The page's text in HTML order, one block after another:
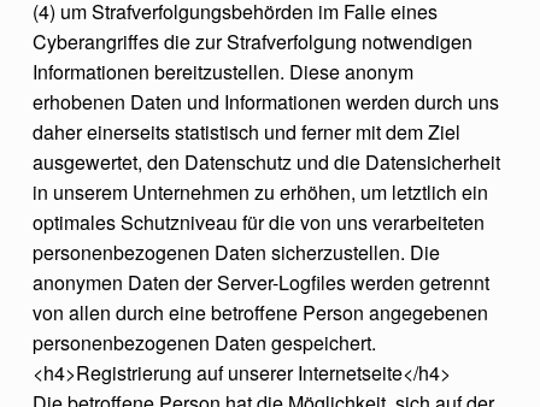
(4) um Strafverfolgungsbehörden im Falle eines
Cyberangriffes die zur Strafverfolgung notwendigen
Informationen bereitzustellen. Diese anonym
erhobenen Daten und Informationen werden durch uns
daher einerseits statistisch und ferner mit dem Ziel
ausgewertet, den Datenschutz und die Datensicherheit
in unserem Unternehmen zu erhöhen, um letztlich ein
optimales Schutzniveau für die von uns verarbeiteten
personenbezogenen Daten sicherzustellen. Die
anonymen Daten der Server-Logfiles werden getrennt
von allen durch eine betroffene Person angegebenen
personenbezogenen Daten gespeichert.
<h4>Registrierung auf unserer Internetseite</h4>